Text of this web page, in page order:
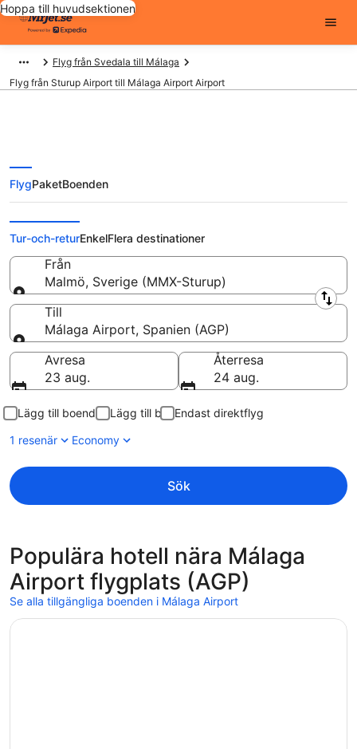
Hoppa till huvudsektionen
Flyg från Svedala till Málaga
Flyg från Sturup Airport till Málaga Airport Airport
Flyg från Sturup Airport (MMX)
till Málaga Airport Airport (AGP)
FlygPaketBoenden
Tur-och-returEnkelFlera destinationer
Från
Malmö, Sverige (MMX-Sturup)
Från
Till
Málaga Airport, Spanien (AGP)
Till
Avresa
23 aug.
Återresa
24 aug.
Lägg till boende Lägg till bil
Endast direktflyg
1 resenär
Economy
Sök
Populära hotell nära Málaga
Airport flygplats (AGP)
Se alla tillgängliga boenden i Málaga Airport
Öppnas i ett nytt fönster
Holiday Inn Express Malaga Airport by IHG